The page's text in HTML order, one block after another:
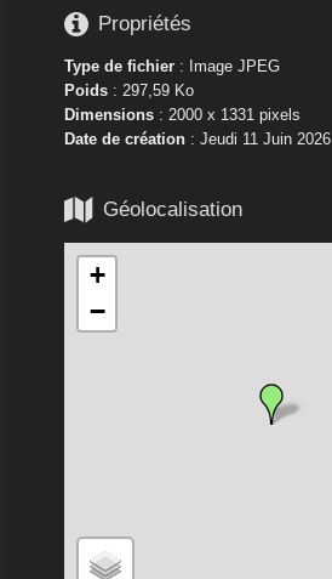
 Propriétés
Type de fichier: Image JPEG
Poids: 297,59 Ko
Dimensions: 2000 x 1331 pixels
Date de création: Jeudi 11 Juin 2026
 Géolocalisation
+
−